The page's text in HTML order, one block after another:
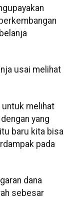
usai melihat
untuk melihat
yang
baru kita bisa
pada
dana
sebesar